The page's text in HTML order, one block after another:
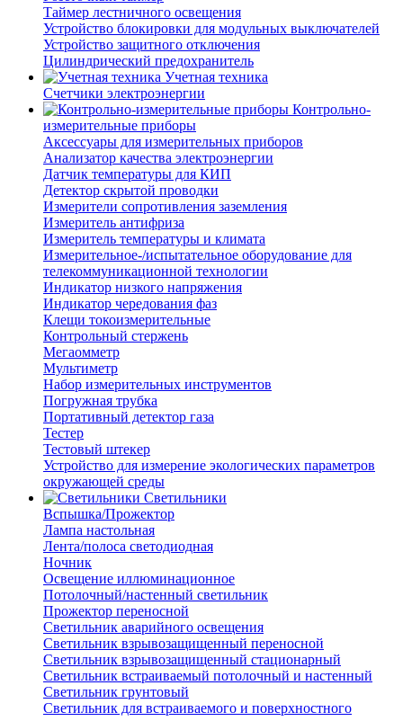
Таймер лестничного освещения
Устройство блокировки для модульных выключателей
Устройство защитного отключения
Цилиндрический предохранитель
Учетная техника
Счетчики электроэнергии
Контрольно-
измерительные приборы
Аксессуары для измерительных приборов
Анализатор качества электроэнергии
Датчик температуры для КИП
Детектор скрытой проводки
Измерители сопротивления заземления
Измеритель антифриза
Измеритель температуры и климата
Измерительное-/испытательное оборудование для
телекоммуникационной технологии
Индикатор низкого напряжения
Индикатор чередования фаз
Клещи токоизмерительные
Контрольный стержень
Мегаомметр
Мультиметр
Набор измерительных инструментов
Погружная трубка
Портативный детектор газа
Тестер
Тестовый штекер
Устройство для измерение экологических параметров
окружающей среды
Светильники
Вспышка/Прожектор
Лампа настольная
Лента/полоса светодиодная
Ночник
Освещение иллюминационное
Потолочный/настенный светильник
Прожектор переносной
Светильник аварийного освещения
Светильник взрывозащищенный переносной
Светильник взрывозащищенный стационарный
Светильник встраиваемый потолочный и настенный
Светильник грунтовый
Светильник для встраиваемого и поверхностного